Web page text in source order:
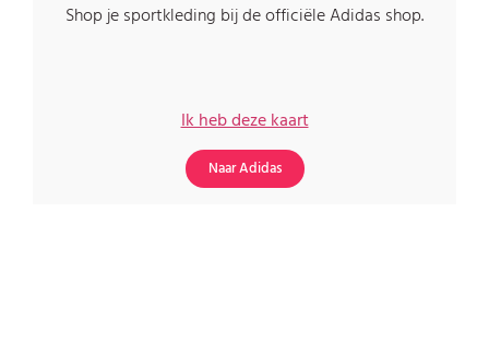
Shop je sportkleding bij de officiële Adidas shop.
Ik heb deze kaart
Naar Adidas